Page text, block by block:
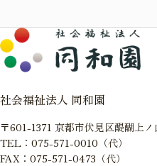
社会福祉法人 同和園
〒601-1371 京都市伏見区醍醐上ノ
TEL：075-571-0010（代）
FAX：075-571-0473（代）